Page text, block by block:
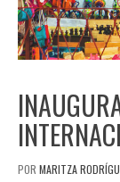
POR MARITZA